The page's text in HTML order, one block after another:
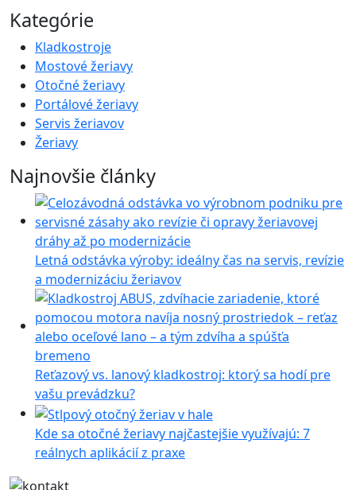
Kategórie
Kladkostroje
Mostové žeriavy
Otočné žeriavy
Portálové žeriavy
Servis žeriavov
Žeriavy
Najnovšie články
Letná odstávka výroby: ideálny čas na servis, revízie
a modernizáciu žeriavov
Reťazový vs. lanový kladkostroj: ktorý sa hodí pre
vašu prevádzku?
Kde sa otočné žeriavy najčastejšie využívajú: 7
reálnych aplikácií z praxe